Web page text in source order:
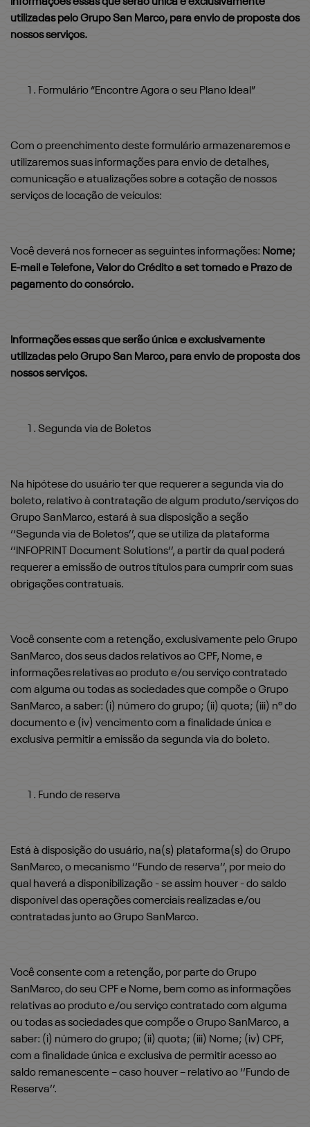
utilizadas pelo Grupo San Marco, para envio de proposta dos
nossos serviços.
Formulário “Encontre Agora o seu Plano Ideal”
Com o preenchimento deste formulário armazenaremos e
utilizaremos suas informações para envio de detalhes,
comunicação e atualizações sobre a cotação de nossos
serviços de locação de veículos:
Você deverá nos fornecer as seguintes informações: Nome;
E-mail e Telefone, Valor do Crédito a set tomado e Prazo de
pagamento do consórcio.
Informações essas que serão única e exclusivamente
utilizadas pelo Grupo San Marco, para envio de proposta dos
nossos serviços.
Segunda via de Boletos
Na hipótese do usuário ter que requerer a segunda via do
boleto, relativo à contratação de algum produto/serviços do
Grupo SanMarco, estará à sua disposição a seção
‘‘Segunda via de Boletos’’, que se utiliza da plataforma
‘‘INFOPRINT Document Solutions’’, a partir da qual poderá
requerer a emissão de outros títulos para cumprir com suas
obrigações contratuais.
Você consente com a retenção, exclusivamente pelo Grupo
SanMarco, dos seus dados relativos ao CPF, Nome, e
informações relativas ao produto e/ou serviço contratado
com alguma ou todas as sociedades que compõe o Grupo
SanMarco, a saber: (i) número do grupo; (ii) quota; (iii) nº do
documento e (iv) vencimento com a finalidade única e
exclusiva permitir a emissão da segunda via do boleto.
Fundo de reserva
Está à disposição do usuário, na(s) plataforma(s) do Grupo
SanMarco, o mecanismo ‘‘Fundo de reserva’’, por meio do
qual haverá a disponibilização - se assim houver - do saldo
disponível das operações comerciais realizadas e/ou
contratadas junto ao Grupo SanMarco.
Você consente com a retenção, por parte do Grupo
SanMarco, do seu CPF e Nome, bem como as informações
relativas ao produto e/ou serviço contratado com alguma
ou todas as sociedades que compõe o Grupo SanMarco, a
saber: (i) número do grupo; (ii) quota; (iii) Nome; (iv) CPF,
com a finalidade única e exclusiva de permitir acesso ao
saldo remanescente – caso houver – relativo ao ‘‘Fundo de
Reserva’’.